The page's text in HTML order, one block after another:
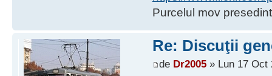
Purcelul mov
Re: Discuţii
de Dr2005» Lun 17 Oct